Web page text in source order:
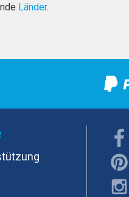
Länder.